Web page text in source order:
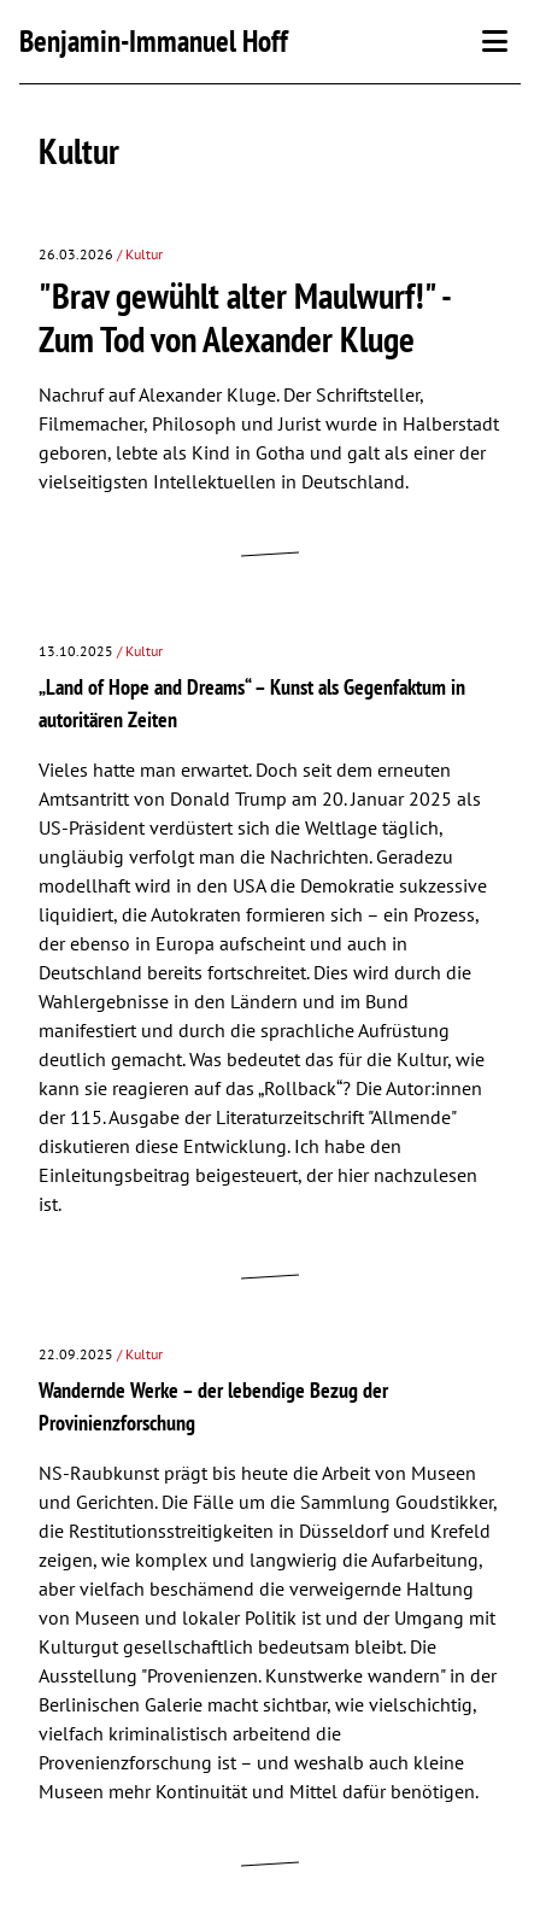
Benjamin-Immanuel Hoff
Blog Podcast
Kultur
26.03.2026 / Kultur
"Brav gewühlt alter Maulwurf!" -
Zum Tod von Alexander Kluge
Nachruf auf Alexander Kluge. Der Schriftsteller,
Filmemacher, Philosoph und Jurist wurde in Halberstadt
geboren, lebte als Kind in Gotha und galt als einer der
vielseitigsten Intellektuellen in Deutschland.
13.10.2025 / Kultur
„Land of Hope and Dreams“ – Kunst als Gegenfaktum in
autoritären Zeiten
Vieles hatte man erwartet. Doch seit dem erneuten
Amtsantritt von Donald Trump am 20. Januar 2025 als
US-Präsident verdüstert sich die Weltlage täglich,
ungläubig verfolgt man die Nachrichten. Geradezu
modellhaft wird in den USA die Demokratie sukzessive
liquidiert, die Autokraten formieren sich – ein Prozess,
der ebenso in Europa aufscheint und auch in
Deutschland bereits fortschreitet. Dies wird durch die
Wahlergebnisse in den Ländern und im Bund
manifestiert und durch die sprachliche Aufrüstung
deutlich gemacht. Was bedeutet das für die Kultur, wie
kann sie reagieren auf das „Rollback“? Die Autor:innen
der 115. Ausgabe der Literaturzeitschrift "Allmende"
diskutieren diese Entwicklung. Ich habe den
Einleitungsbeitrag beigesteuert, der hier nachzulesen
ist.
22.09.2025 / Kultur
Wandernde Werke – der lebendige Bezug der
Provinienzforschung
NS-Raubkunst prägt bis heute die Arbeit von Museen
und Gerichten. Die Fälle um die Sammlung Goudstikker,
die Restitutionsstreitigkeiten in Düsseldorf und Krefeld
zeigen, wie komplex und langwierig die Aufarbeitung,
aber vielfach beschämend die verweigernde Haltung
von Museen und lokaler Politik ist und der Umgang mit
Kulturgut gesellschaftlich bedeutsam bleibt. Die
Ausstellung "Provenienzen. Kunstwerke wandern" in der
Berlinischen Galerie macht sichtbar, wie vielschichtig,
vielfach kriminalistisch arbeitend die
Provenienzforschung ist – und weshalb auch kleine
Museen mehr Kontinuität und Mittel dafür benötigen.